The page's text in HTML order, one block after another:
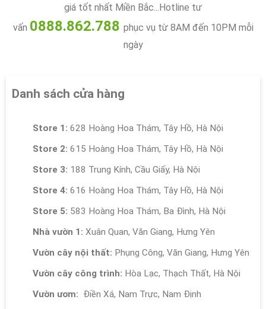
giá tốt nhất Miền Bắc...Hotline tư
vấn 0888.862.788 phục vụ từ 8AM đến 10PM mỗi
ngày
Danh sách cửa hàng
Store 1: 628 Hoàng Hoa Thám, Tây Hồ, Hà Nội
Store 2: 615 Hoàng Hoa Thám, Tây Hồ, Hà Nội
Store 3: 188 Trung Kính, Cầu Giấy, Hà Nội
Store 4: 616 Hoàng Hoa Thám, Tây Hồ, Hà Nội
Store 5: 583 Hoàng Hoa Thám, Ba Đình, Hà Nội
Nhà vườn 1: Xuân Quan, Văn Giang, Hưng Yên
Vườn cây nội thất: Phụng Công, Văn Giang, Hưng Yên
Vườn cây công trình: Hòa Lạc, Thạch Thất, Hà Nội
Vườn ươm: Điền Xá, Nam Trực, Nam Định